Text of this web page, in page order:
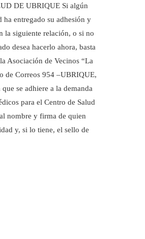
DE UBRIQUE Si algún
ha entregado su adhesión y
la siguiente relación, o si no
desea hacerlo ahora, basta
Asociación de Vecinos “La
de Correos 954 –UBRIQUE,
se adhiere a la demanda
para el Centro de Salud
nombre y firma de quien
y, si lo tiene, el sello de